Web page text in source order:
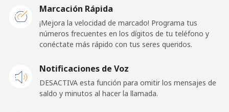
Marcación Rápida
¡Mejora la velocidad de marcado! Programa tus
números frecuentes en los dígitos de tu teléfono y
conéctate más rápido con tus seres queridos.
Notificaciones de Voz
DESACTIVA esta función para omitir los mensajes de
saldo y minutos al hacer la llamada.